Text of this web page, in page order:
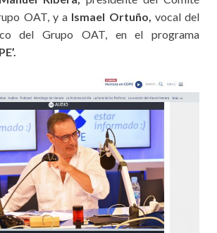
OAT, y a Ismael Ortuño, vocal del
del Grupo OAT, en el programa